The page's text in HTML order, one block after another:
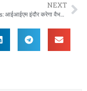
NEXT
MP News: आईआईएम इंदौर करेगा वैभव सूर्यवंशी की सफलता का गहन अध्ययन, ‘वैभव मॉडल’ से समझेगा टैलेंट का राज